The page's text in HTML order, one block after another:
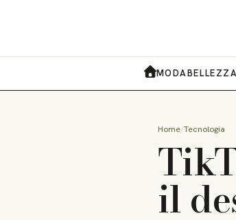
MODABELLEZZA
Home Tecnologia
il